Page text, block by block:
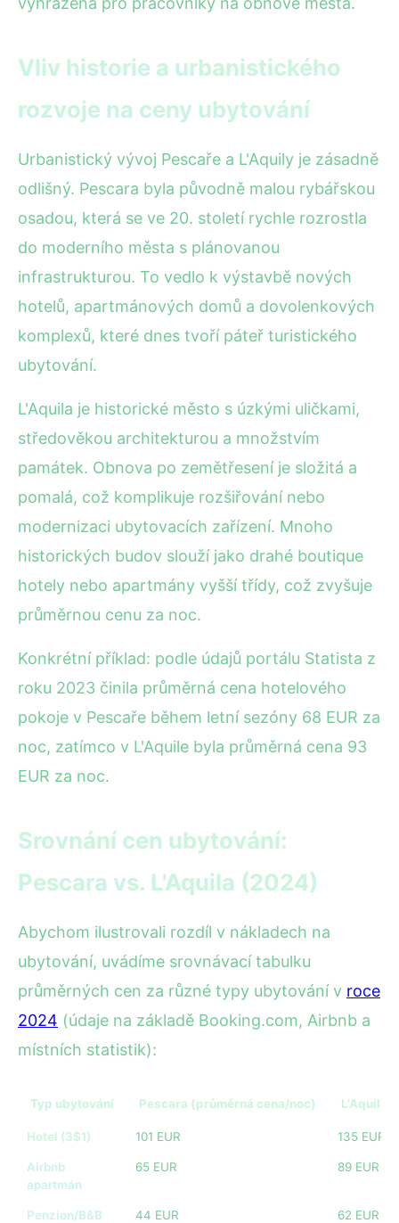
Vliv historie a urbanistického
rozvoje na ceny ubytování
Urbanistický vývoj Pescaře a L'Aquily je zásadně
odlišný. Pescara byla původně malou rybářskou
osadou, která se ve 20. století rychle rozrostla
do moderního města s plánovanou
infrastrukturou. To vedlo k výstavbě nových
hotelů, apartmánových domů a dovolenkových
komplexů, které dnes tvoří páteř turistického
ubytování.
L'Aquila je historické město s úzkými uličkami,
středověkou architekturou a množstvím
památek. Obnova po zemětřesení je složitá a
pomalá, což komplikuje rozšiřování nebo
modernizaci ubytovacích zařízení. Mnoho
historických budov slouží jako drahé boutique
hotely nebo apartmány vyšší třídy, což zvyšuje
průměrnou cenu za noc.
Konkrétní příklad: podle údajů portálu Statista z
roku 2023 činila průměrná cena hotelového
pokoje v Pescaře během letní sezóny 68 EUR za
noc, zatímco v L'Aquile byla průměrná cena 93
EUR za noc.
Srovnání cen ubytování:
Pescara vs. L'Aquila (2024)
Abychom ilustrovali rozdíl v nákladech na
ubytování, uvádíme srovnávací tabulku
průměrných cen za různé typy ubytování v roce
2024 (údaje na základě Booking.com, Airbnb a
místních statistik):
Typ ubytování Pescara (průměrná cena/noc) L'Aquila
Hotel (3$1) 101 EUR 135 EUR
Airbnb
apartmán
65 EUR 89 EUR
Penzion/B&B 44 EUR 62 EUR